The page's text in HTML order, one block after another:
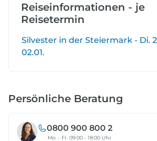
Reiseinformationen - je
Reisetermin
Silvester in der Steiermark - Di.
02.01.
Persönliche Beratung
0800 900 800 2
Mo. - Fr. 09:00 - 18:00 Uhr